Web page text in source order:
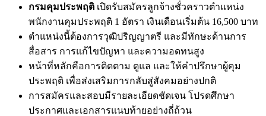
กรมคุมประพฤติ เปิดรับสมัครลูกจ้างชั่วคราวตำแหน่ง
พนักงานคุมประพฤติ 1 อัตรา เงินเดือนเริ่มต้น 16,500 บาท
ตำแหน่งนี้ต้องการวุฒิปริญญาตรี และมีทักษะด้านการ
สื่อสาร การแก้ไขปัญหา และความอดทนสูง
หน้าที่หลักคือการติดตาม ดูแล และให้คำปรึกษาผู้คุม
ประพฤติ เพื่อส่งเสริมการกลับสู่สังคมอย่างปกติ
การสมัครและสอบมีรายละเอียดชัดเจน โปรดศึกษา
ประกาศและเอกสารแนบท้ายอย่างถี่ถ้วน